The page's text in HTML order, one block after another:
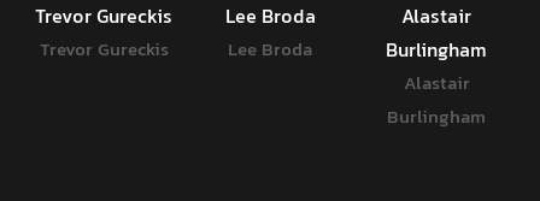
Alastair
Burlingham
Alastair
Burlingham
Lee Broda
Lee Broda
Trevor Gureckis
Trevor Gureckis